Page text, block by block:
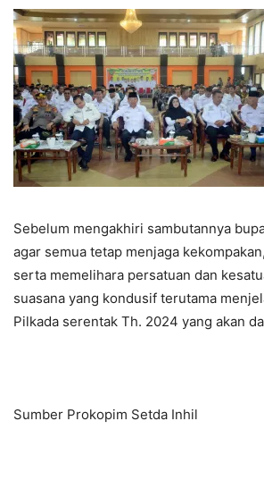
Sebelum mengakhiri sambutannya
agar semua tetap menjaga
serta memelihara persatuan dan
suasana yang kondusif terutama
Pilkada serentak Th. 2024 yang akan
Sumber Prokopim Setda Inhil